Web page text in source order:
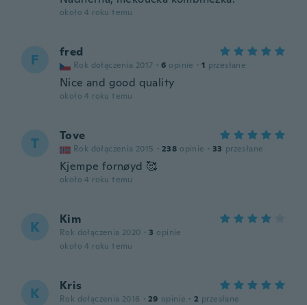
około 4 roku temu
F fred
Rok dołączenia 2017 · 6 opinie · 1 przesłane
Nice and good quality
około 4 roku temu
T Tove
Rok dołączenia 2015 · 238 opinie · 33 przesłane
Kjempe fornøyd 🥰
około 4 roku temu
K Kim
Rok dołączenia 2020 · 3 opinie
około 4 roku temu
K Kris
Rok dołączenia 2016 · 29 opinie · 2 przesłane